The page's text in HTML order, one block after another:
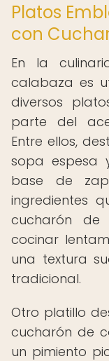
Platos
con
En la
calabaza es
diversos
parte del
Entre ellos,
sopa espesa
base de
ingredientes
cucharón
cocinar
una textura
tradicional.
Otro platillo
cucharón de
un pimiento